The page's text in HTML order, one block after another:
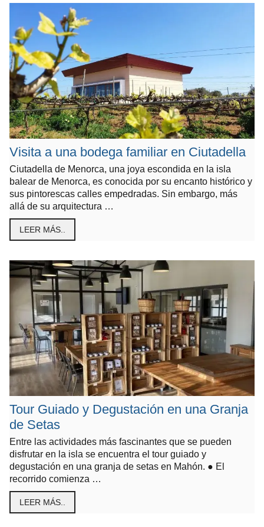
Visita a una bodega familiar en Ciutadella
Ciutadella de Menorca, una joya escondida en la isla
balear de Menorca, es conocida por su encanto histórico y
sus pintorescas calles empedradas. Sin embargo, más
allá de su arquitectura …
LEER MÁS..
Tour Guiado y Degustación en una Granja
de Setas
Entre las actividades más fascinantes que se pueden
disfrutar en la isla se encuentra el tour guiado y
degustación en una granja de setas en Mahón. ● El
recorrido comienza …
LEER MÁS..